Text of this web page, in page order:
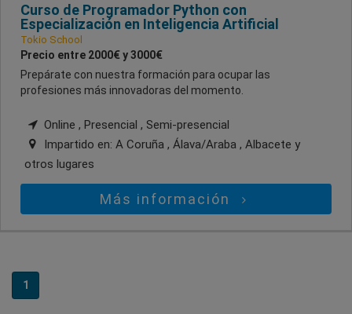
Curso de Programador Python con
Especialización en Inteligencia Artificial
Tokio School
Precio entre 2000€ y 3000€
Prepárate con nuestra formación para ocupar las
profesiones más innovadoras del momento.
Online , Presencial , Semi-presencial
Impartido en: A Coruña , Álava/Araba , Albacete y
otros lugares
Más información
1